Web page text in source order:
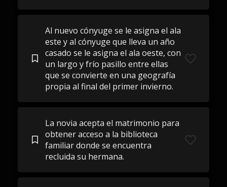
Al nuevo cónyuge se le asigna el ala
este y al cónyuge que lleva un año
casado se le asigna el ala oeste, con
un largo y frío pasillo entre ellas
que se convierte en una geografía
propia al final del primer invierno.
La novia acepta el matrimonio para
obtener acceso a la biblioteca
familiar donde se encuentra
recluida su hermana.